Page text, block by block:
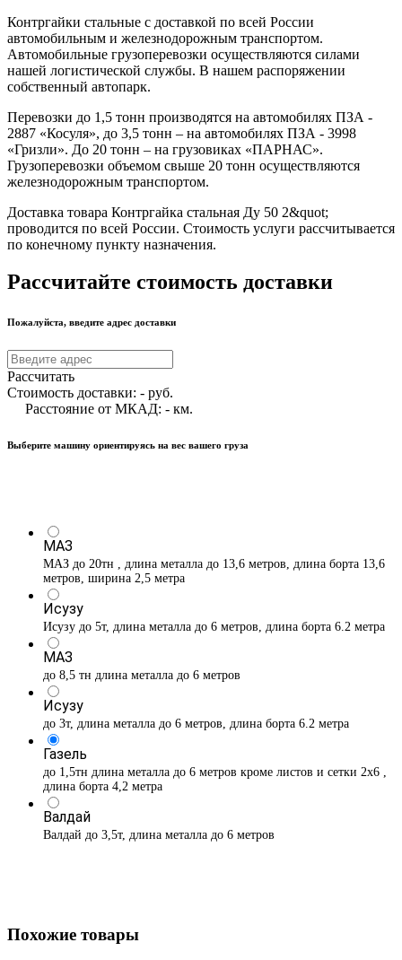
Контргайки стальные с доставкой по всей России
автомобильным и железнодорожным транспортом.
Автомобильные грузоперевозки осуществляются силами
нашей логистической службы. В нашем распоряжении
собственный автопарк.
Перевозки до 1,5 тонн производятся на автомобилях ПЗА -
2887 «Косуля», до 3,5 тонн – на автомобилях ПЗА - 3998
«Гризли». До 20 тонн – на грузовиках «ПАРНАС».
Грузоперевозки объемом свыше 20 тонн осуществляются
железнодорожным транспортом.
Доставка товара Контргайка стальная Ду 50 2&quot;
проводится по всей России. Стоимость услуги рассчитывается
по конечному пункту назначения.
Рассчитайте стоимость доставки
Пожалуйста, введите адрес доставки
Рассчитать
Стоимость доставки: - руб.
Расстояние от МКАД: - км.
Выберите машину ориентируясь на вес вашего груза
МАЗ
МАЗ до 20тн , длина металла до 13,6 метров, длина борта 13,6
метров, ширина 2,5 метра
Исузу
Исузу до 5т, длина металла до 6 метров, длина борта 6.2 метра
МАЗ
до 8,5 тн длина металла до 6 метров
Исузу
до 3т, длина металла до 6 метров, длина борта 6.2 метра
Газель
до 1,5тн длина металла до 6 метров кроме листов и сетки 2х6 ,
длина борта 4,2 метра
Валдай
Валдай до 3,5т, длина металла до 6 метров
Похожие товары